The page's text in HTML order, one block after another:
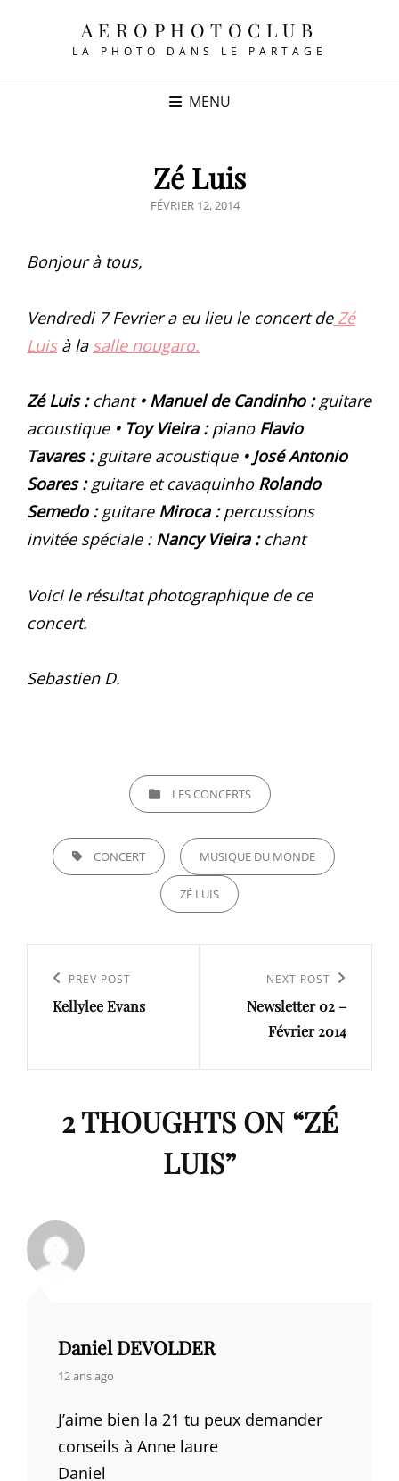
AEROPHOTOCLUB
LA PHOTO DANS LE PARTAGE
MENU
Zé Luis
POSTED
FÉVRIER 12, 2014
Bonjour à tous,
Vendredi 7 Fevrier a eu lieu le concert deZé
Luisà la salle nougaro.
Zé Luis :chant • Manuel de Candinho :guitare
acoustique • Toy Vieira :piano Flavio
Tavares :guitare acoustique • José Antonio
Soares :guitare et cavaquinho Rolando
Semedo :guitare Miroca :percussions
invitée spéciale : Nancy Vieira :chant
Voici le résultat photographique de ce
concert.
Sebastien D.
CATEGORIESLES CONCERTS
TAGS, CONCERT MUSIQUE DU MONDE
ZÉ LUIS
l’article
Previous
Post
PREV POST
Kellylee Evans
Post
NEXT POST
Newsletter 02 –
Février 2014
2 THOUGHTS ON “ZÉ
LUIS”
Daniel DEVOLDER
says:
12 ans ago
J’aime bien la 21 tu peux demander
conseils à Anne laure
Daniel